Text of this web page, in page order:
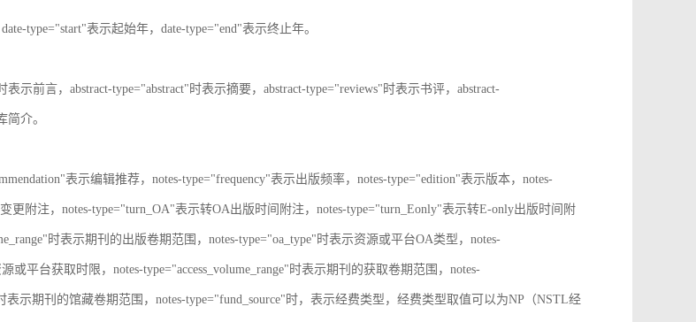
type="start"表示起始年，date-type="end"表示终止年。
表示前言，abstract-type="abstract"时表示摘要，abstract-type="reviews"时表示书评，abstract-
简介。
表示编辑推荐，notes-type="frequency"表示出版频率，notes-type="edition"表示版本，notes-
更附注，notes-type="turn_OA"表示转OA出版时间附注，notes-type="turn_Eonly"表示转E-only出版时间附
时表示期刊的出版卷期范围，notes-type="oa_type"时表示资源或平台OA类型，notes-
或平台获取时限，notes-type="access_volume_range"时表示期刊的获取卷期范围，notes-
表示期刊的馆藏卷期范围，notes-type="fund_source"时，表示经费类型，经费类型取值可以为NP（NSTL经